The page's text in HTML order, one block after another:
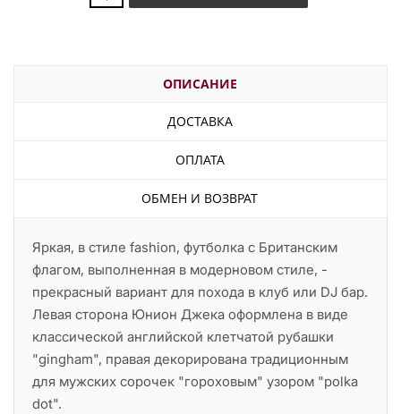
ОПИСАНИЕ
ДОСТАВКА
ОПЛАТА
ОБМЕН И ВОЗВРАТ
Яркая, в стиле fashion, футболка с Британским
флагом, выполненная в модерновом стиле, -
прекрасный вариант для похода в клуб или DJ бар.
Левая сторона Юнион Джека оформлена в виде
классической английской клетчатой рубашки
"gingham", правая декорирована традиционным
для мужских сорочек "гороховым" узором "polka
dot".